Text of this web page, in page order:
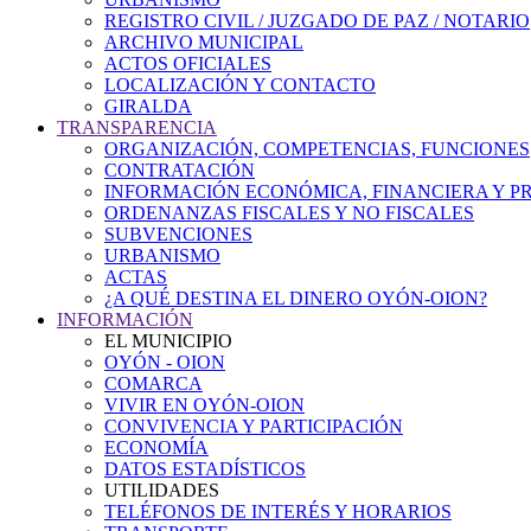
REGISTRO CIVIL / JUZGADO DE PAZ / NOTARIO
ARCHIVO MUNICIPAL
ACTOS OFICIALES
LOCALIZACIÓN Y CONTACTO
GIRALDA
TRANSPARENCIA
ORGANIZACIÓN, COMPETENCIAS, FUNCIONES
CONTRATACIÓN
INFORMACIÓN ECONÓMICA, FINANCIERA Y
ORDENANZAS FISCALES Y NO FISCALES
SUBVENCIONES
URBANISMO
ACTAS
¿A QUÉ DESTINA EL DINERO OYÓN-OION?
INFORMACIÓN
EL MUNICIPIO
OYÓN - OION
COMARCA
VIVIR EN OYÓN-OION
CONVIVENCIA Y PARTICIPACIÓN
ECONOMÍA
DATOS ESTADÍSTICOS
UTILIDADES
TELÉFONOS DE INTERÉS Y HORARIOS